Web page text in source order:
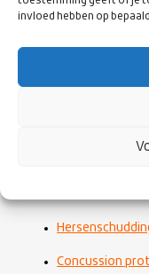
invloed hebben op
MEDISCH
Medisch advies
Concussion
Concussion